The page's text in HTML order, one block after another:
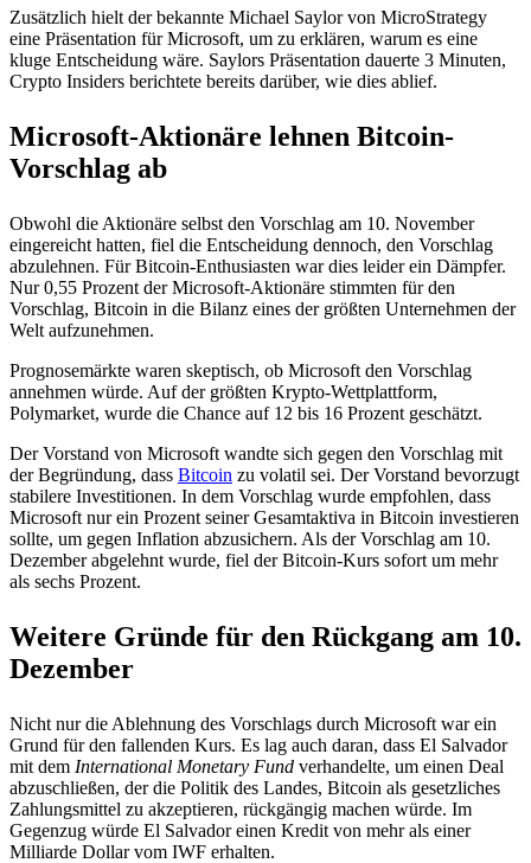
Zusätzlich hielt der bekannte Michael Saylor von MicroStrategy
eine Präsentation für Microsoft, um zu erklären, warum es eine
kluge Entscheidung wäre. Saylors Präsentation dauerte 3 Minuten,
Crypto Insiders berichtete bereits darüber, wie dies ablief.
Microsoft-Aktionäre lehnen Bitcoin-
Vorschlag ab
Obwohl die Aktionäre selbst den Vorschlag am 10. November
eingereicht hatten, fiel die Entscheidung dennoch, den Vorschlag
abzulehnen. Für Bitcoin-Enthusiasten war dies leider ein Dämpfer.
Nur 0,55 Prozent der Microsoft-Aktionäre stimmten für den
Vorschlag, Bitcoin in die Bilanz eines der größten Unternehmen der
Welt aufzunehmen.
Prognosemärkte waren skeptisch, ob Microsoft den Vorschlag
annehmen würde. Auf der größten Krypto-Wettplattform,
Polymarket, wurde die Chance auf 12 bis 16 Prozent geschätzt.
Der Vorstand von Microsoft wandte sich gegen den Vorschlag mit
der Begründung, dass Bitcoin zu volatil sei. Der Vorstand bevorzugt
stabilere Investitionen. In dem Vorschlag wurde empfohlen, dass
Microsoft nur ein Prozent seiner Gesamtaktiva in Bitcoin investieren
sollte, um gegen Inflation abzusichern. Als der Vorschlag am 10.
Dezember abgelehnt wurde, fiel der Bitcoin-Kurs sofort um mehr
als sechs Prozent.
Weitere Gründe für den Rückgang am 10.
Dezember
Nicht nur die Ablehnung des Vorschlags durch Microsoft war ein
Grund für den fallenden Kurs. Es lag auch daran, dass El Salvador
mit dem International Monetary Fund verhandelte, um einen Deal
abzuschließen, der die Politik des Landes, Bitcoin als gesetzliches
Zahlungsmittel zu akzeptieren, rückgängig machen würde. Im
Gegenzug würde El Salvador einen Kredit von mehr als einer
Milliarde Dollar vom IWF erhalten.